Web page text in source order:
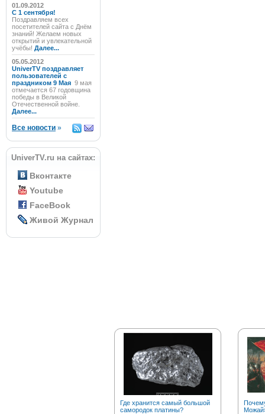
01.09.2012
C 1 сентября!
Поздравляем всех
посетителей сайта с Днём
знаний! Желаем новых
открытий и увлекательной
учёбы! Далее...
05.05.2012
UniverTV поздравляет
пользователей с
праздником 9 Мая 9 мая
отмечается 67 годовщина
победы в Великой
Отечественной войне.
Далее...
Все новости »
UniverTV.ru на сайтах:
Вконтакте
Youtube
FaceBook
Живой Журнал
Где хранится самый большой
самородок платины?